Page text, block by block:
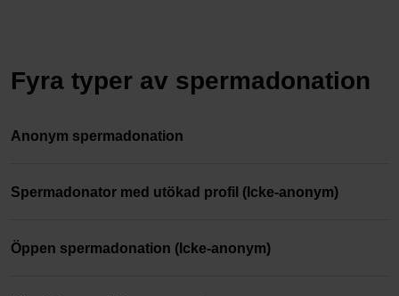
Fyra typer av spermadonation
Anonym spermadonation
Spermadonator med utökad profil (Icke-anonym)
Öppen spermadonation (Icke-anonym)